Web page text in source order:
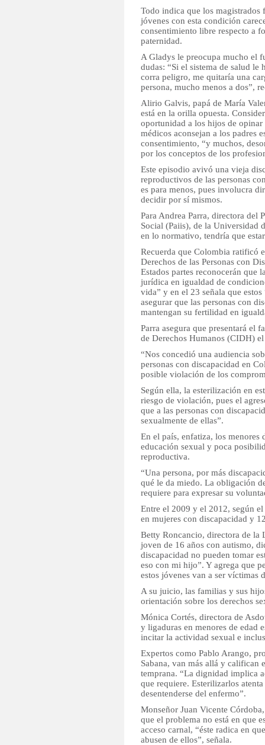
Todo indica que los
jóvenes con esta condición
consentimiento libre respecto a
paternidad.
A Gladys le preocupa mucho el
dudas: “Si el sistema de salud le
corra peligro, me quitaría una
persona, mucho menos a dos”,
Alirio Galvis, papá de María
está en la orilla opuesta.
oportunidad a los hijos de
médicos aconsejan a los padres
consentimiento, “y muchos,
por los conceptos de los
Este episodio avivó una vieja
reproductivos de las personas
es para menos, pues involucra
decidir por sí mismos.
Para Andrea Parra, directora
Social (Paiis), de la Universidad
en lo normativo, tendría que
Recuerda que Colombia ratificó
Derechos de las Personas con
Estados partes reconocerán que
jurídica en igualdad de
vida” y en el 23 señala que
asegurar que las personas con
mantengan su fertilidad en
Parra asegura que presentará el
de Derechos Humanos (CIDH)
“Nos concedió una audiencia
personas con discapacidad en
posible violación de los
Según ella, la esterilización en
riesgo de violación, pues el
que a las personas con
sexualmente de ellas”.
En el país, enfatiza, los menores
educación sexual y poca
reproductiva.
“Una persona, por más
qué le da miedo. La obligación
requiere para expresar su
Entre el 2009 y el 2012, según
en mujeres con discapacidad y
Betty Roncancio, directora de la
joven de 16 años con autismo,
discapacidad no pueden tomar
eso con mi hijo”. Y agrega que
estos jóvenes van a ser víctimas
A su juicio, las familias y sus
orientación sobre los derechos
Mónica Cortés, directora de
y ligaduras en menores de edad
incitar la actividad sexual e
Expertos como Pablo Arango,
Sabana, van más allá y califican
temprana. “La dignidad implica
que requiere. Esterilizarlos
desentenderse del enfermo”.
Monseñor Juan Vicente
que el problema no está en que
acceso carnal, “éste radica en
abusen de ellos”, señala.